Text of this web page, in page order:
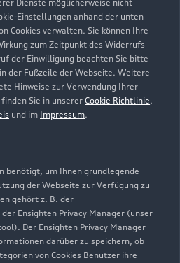
Dienste möglicherweise nicht
Einstellungen anhand der unten
Cookies verwalten. Sie können Ihre
zum Zeitpunkt des Widerrufs
der Einwilligung beachten Sie bitte
der Fußzeile der Webseite. Weitere
Hinweise zur Verwendung Ihrer
Sie in unserer Cookie Richtlinie,
und im Impressum.
benötigt, um Ihnen grundlegende
der Webseite zur Verfügung zu
gehört z. B. der
Ensighten Privacy Manager (unser
Der Ensighten Privacy Manager
darüber zu speichern, ob
von Cookies Benutzer ihre
amDonnerstag
Zurück nach oben